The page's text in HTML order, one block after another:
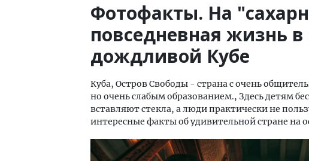
Фотофакты. На
повседневная жизнь в
дождливой Кубе
Куба, Остров Свободы - страна с очень
но очень слабым образованием., Здесь детям
вставляют стекла, а люди практически не
интересные факты об удивительной стране на